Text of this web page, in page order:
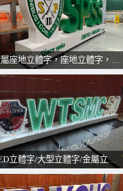
LED立體字/大型立體字/金屬立體字/坐地立體字